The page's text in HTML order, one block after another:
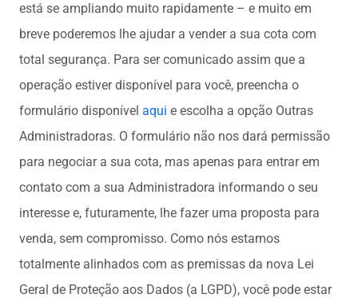
está se ampliando muito rapidamente – e muito em
breve poderemos lhe ajudar a vender a sua cota com
total segurança. Para ser comunicado assim que a
operação estiver disponível para você, preencha o
formulário disponível aqui e escolha a opção Outras
Administradoras. O formulário não nos dará permissão
para negociar a sua cota, mas apenas para entrar em
contato com a sua Administradora informando o seu
interesse e, futuramente, lhe fazer uma proposta para
venda, sem compromisso. Como nós estamos
totalmente alinhados com as premissas da nova Lei
Geral de Proteção aos Dados (a LGPD), você pode estar